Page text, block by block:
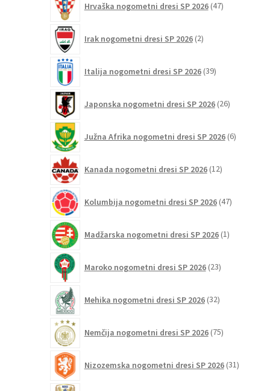
Hrvaška nogometni dresi SP 2026 47izdelkov
Irak nogometni dresi SP 2026 2izdelka
Italija nogometni dresi SP 2026 39izdelkov
Japonska nogometni dresi SP 2026 26izdelkov
Južna Afrika nogometni dresi SP 2026 6izdelkov
Kanada nogometni dresi SP 2026 12izdelkov
Kolumbija nogometni dresi SP 2026 47izdelkov
Madžarska nogometni dresi SP 2026 1izdelek
Maroko nogometni dresi SP 2026 23izdelkov
Mehika nogometni dresi SP 2026 32izdelkov
Nemčija nogometni dresi SP 2026 75izdelkov
Nizozemska nogometni dresi SP 2026 31izdelkov